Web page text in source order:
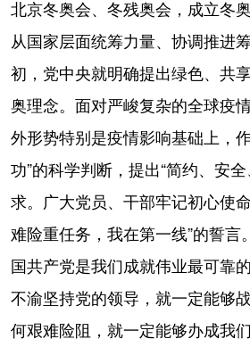
北京冬奥会、冬残奥会，成立冬
从国家层面统筹力量、协调推进
初，党中央就明确提出绿色、共
奥理念。面对严峻复杂的全球疫
外形势特别是疫情影响基础上，
功”的科学判断，提出“简约、安
求。广大党员、干部牢记初心使
难险重任务，我在第一线”的誓言
国共产党是我们成就伟业最可靠
不渝坚持党的领导，就一定能够
何艰难险阻，就一定能够办成我